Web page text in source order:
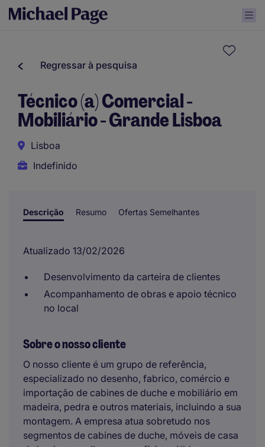
Regressar à pesquisa
Técnico (a) Comercial -
Mobiliário - Grande Lisboa
Lisboa
Indefinido
Descrição Resumo Ofertas Semelhantes
Atualizado 13/02/2026
Desenvolvimento da carteira de clientes
Acompanhamento de obras e apoio técnico
no local
Sobre o nosso cliente
O nosso cliente é um grupo de referência,
especializado no desenho, fabrico, comércio e
importação de cabines de duche e mobiliário em
madeira, pedra e outros materiais, incluindo a sua
montagem. A empresa atua sobretudo nos
segmentos de cabines de duche, móveis de casa